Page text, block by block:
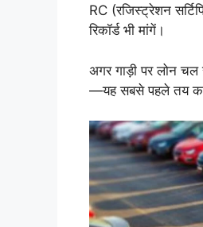
RC (रजिस्ट्रेशन
रिकॉर्ड भी मांगें।
अगर गाड़ी पर लोन
—यह सबसे पहले तय